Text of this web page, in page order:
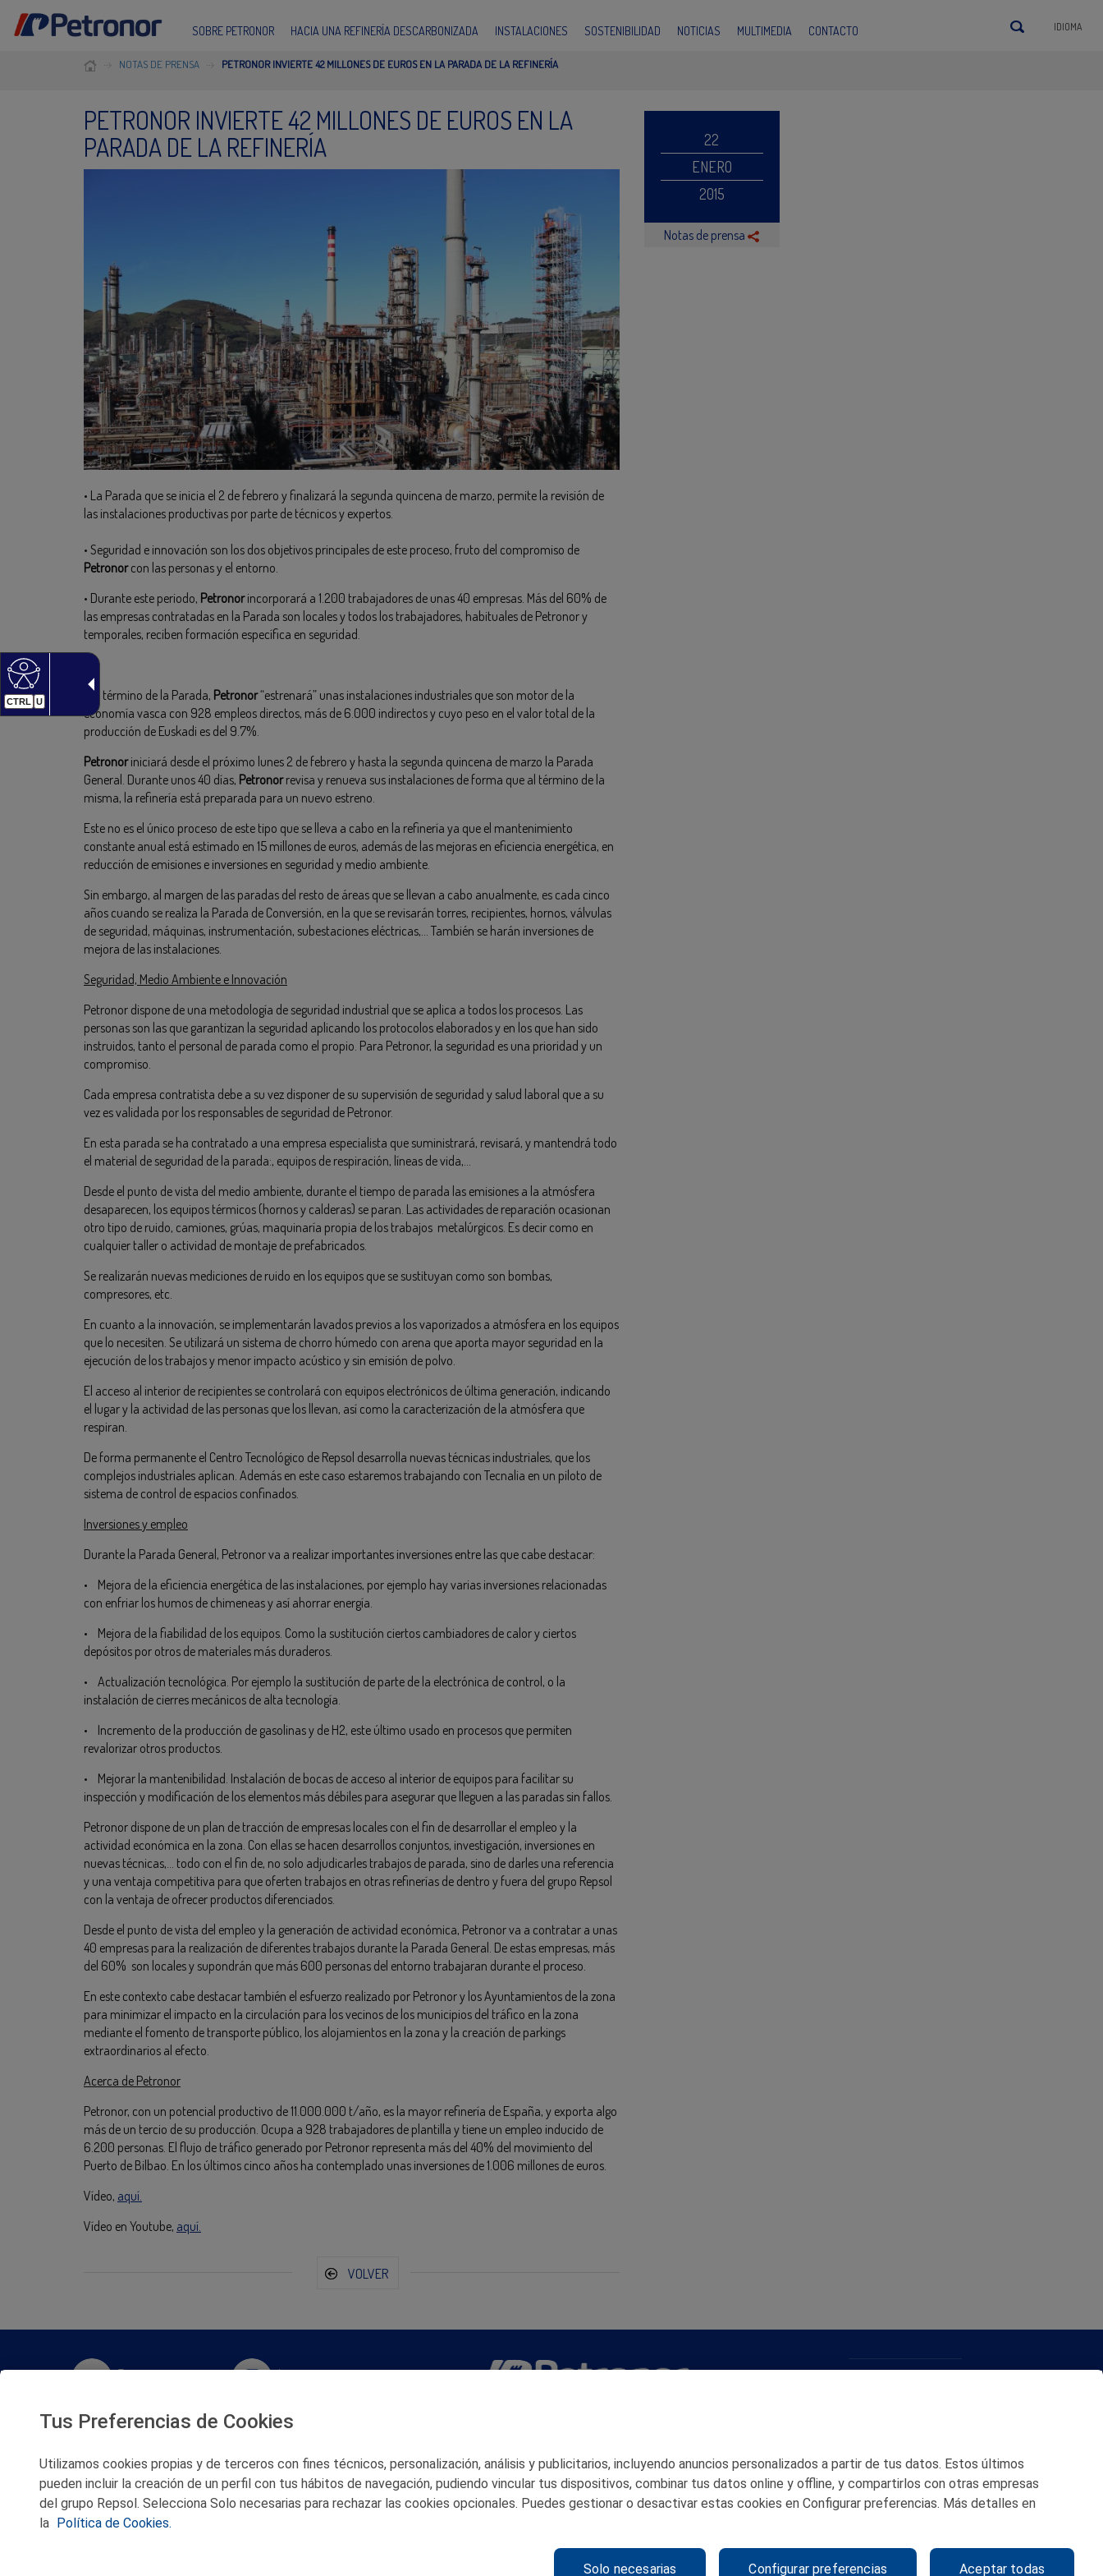
CTRL U
SOBRE PETRONOR HACIA UNA REFINERÍA DESCARBONIZADA INSTALACIONES SOSTENIBILIDAD NOTICIAS MULTIMEDIA CONTACTO IDIOMA
NOTAS DE PRENSA PETRONOR INVIERTE 42 MILLONES DE EUROS EN LA PARADA DE LA REFINERÍA
PETRONOR INVIERTE 42 MILLONES DE EUROS EN LA
PARADA DE LA REFINERÍA
• La Parada que se inicia el 2 de febrero y finalizará la segunda quincena de marzo, permite la revisión de
las instalaciones productivas por parte de técnicos y expertos.
• Seguridad e innovación son los dos objetivos principales de este proceso, fruto del compromiso de
Petronorcon las personas y el entorno.
• Durante este periodo, Petronorincorporará a 1.200 trabajadores de unas 40 empresas. Más del 60% de
las empresas contratadas en la Parada son locales y todos los trabajadores, habituales de Petronor y
temporales, reciben formación específica en seguridad.
• Al término de la Parada, Petronor“estrenará” unas instalaciones industriales que son motor de la
economía vasca con 928 empleos directos, más de 6.000 indirectos y cuyo peso en el valor total de la
producción de Euskadi es del 9.7%.
Petronoriniciará desde el próximo lunes 2 de febrero y hasta la segunda quincena de marzo la Parada
General. Durante unos 40 días, Petronorrevisa y renueva sus instalaciones de forma que al término de la
misma, la refinería está preparada para un nuevo estreno.
Este no es el único proceso de este tipo que se lleva a cabo en la refinería ya que el mantenimiento
constante anual está estimado en 15 millones de euros, además de las mejoras en eficiencia energética, en
reducción de emisiones e inversiones en seguridad y medio ambiente.
Sin embargo, al margen de las paradas del resto de áreas que se llevan a cabo anualmente, es cada cinco
años cuando se realiza la Parada de Conversión, en la que se revisarán torres, recipientes, hornos, válvulas
de seguridad, máquinas, instrumentación, subestaciones eléctricas,… También se harán inversiones de
mejora de las instalaciones.
Seguridad, Medio Ambiente e Innovación
Petronor dispone de una metodología de seguridad industrial que se aplica a todos los procesos. Las
personas son las que garantizan la seguridad aplicando los protocolos elaborados y en los que han sido
instruidos, tanto el personal de parada como el propio. Para Petronor, la seguridad es una prioridad y un
compromiso.
Cada empresa contratista debe a su vez disponer de su supervisión de seguridad y salud laboral que a su
vez es validada por los responsables de seguridad de Petronor.
En esta parada se ha contratado a una empresa especialista que suministrará, revisará, y mantendrá todo
el material de seguridad de la parada:, equipos de respiración, líneas de vida,…
Desde el punto de vista del medio ambiente, durante el tiempo de parada las emisiones a la atmósfera
desaparecen, los equipos térmicos (hornos y calderas) se paran. Las actividades de reparación ocasionan
otro tipo de ruido, camiones, grúas, maquinaría propia de los trabajos metalúrgicos. Es decir como en
cualquier taller o actividad de montaje de prefabricados.
Se realizarán nuevas mediciones de ruido en los equipos que se sustituyan como son bombas,
compresores, etc.
En cuanto a la innovación, se implementarán lavados previos a los vaporizados a atmósfera en los equipos
que lo necesiten. Se utilizará un sistema de chorro húmedo con arena que aporta mayor seguridad en la
ejecución de los trabajos y menor impacto acústico y sin emisión de polvo.
El acceso al interior de recipientes se controlará con equipos electrónicos de última generación, indicando
el lugar y la actividad de las personas que los llevan, así como la caracterización de la atmósfera que
respiran.
De forma permanente el Centro Tecnológico de Repsol desarrolla nuevas técnicas industriales, que los
complejos industriales aplican. Además en este caso estaremos trabajando con Tecnalia en un piloto de
sistema de control de espacios confinados.
Inversiones y empleo
Durante la Parada General, Petronor va a realizar importantes inversiones entre las que cabe destacar:
• Mejora de la eficiencia energética de las instalaciones, por ejemplo hay varias inversiones relacionadas
con enfriar los humos de chimeneas y así ahorrar energía.
• Mejora de la fiabilidad de los equipos. Como la sustitución ciertos cambiadores de calor y ciertos
depósitos por otros de materiales más duraderos.
• Actualización tecnológica. Por ejemplo la sustitución de parte de la electrónica de control, o la
instalación de cierres mecánicos de alta tecnología.
• Incremento de la producción de gasolinas y de H2, este último usado en procesos que permiten
revalorizar otros productos.
• Mejorar la mantenibilidad. Instalación de bocas de acceso al interior de equipos para facilitar su
inspección y modificación de los elementos más débiles para asegurar que lleguen a las paradas sin fallos.
Petronor dispone de un plan de tracción de empresas locales con el fin de desarrollar el empleo y la
actividad económica en la zona. Con ellas se hacen desarrollos conjuntos, investigación, inversiones en
nuevas técnicas,… todo con el fin de, no solo adjudicarles trabajos de parada, sino de darles una referencia
y una ventaja competitiva para que oferten trabajos en otras refinerías de dentro y fuera del grupo Repsol
con la ventaja de ofrecer productos diferenciados.
Desde el punto de vista del empleo y la generación de actividad económica, Petronor va a contratar a unas
40 empresas para la realización de diferentes trabajos durante la Parada General. De estas empresas, más
del 60% son locales y supondrán que más 600 personas del entorno trabajaran durante el proceso.
En este contexto cabe destacar también el esfuerzo realizado por Petronor y los Ayuntamientos de la zona
para minimizar el impacto en la circulación para los vecinos de los municipios del tráfico en la zona
mediante el fomento de transporte público, los alojamientos en la zona y la creación de parkings
extraordinarios al efecto.
Acerca de Petronor
Petronor, con un potencial productivo de 11.000.000 t/año, es la mayor refinería de España, y exporta algo
más de un tercio de su producción. Ocupa a 928 trabajadores de plantilla y tiene un empleo inducido de
6.200 personas. El flujo de tráfico generado por Petronor representa más del 40% del movimiento del
Puerto de Bilbao. En los últimos cinco años ha contemplado unas inversiones de 1.006 millones de euros.
Vídeo, aquí.
Vídeo en Youtube, aquí.
VOLVER
22
ENERO
2015
Notas de prensa
Twitter
Facebook
Youtube
Flickr
Instagram
Slideshare
Soundcloud © 2026 Petronor S.A.
POLITICA DE COOKIES
Tus Preferencias de Cookies
Utilizamos cookies propias y de terceros con fines técnicos, personalización, análisis y publicitarios, incluyendo anuncios personalizados a partir de tus datos. Estos últimos
pueden incluir la creación de un perfil con tus hábitos de navegación, pudiendo vincular tus dispositivos, combinar tus datos online y offline, y compartirlos con otras empresas
del grupo Repsol. Selecciona Solo necesarias para rechazar las cookies opcionales. Puedes gestionar o desactivar estas cookies en Configurar preferencias. Más detalles en
la Política de Cookies.
Configurar preferencias
Solo necesarias Aceptar todas